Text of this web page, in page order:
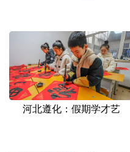
辽宁 吉林
浙江 安徽
山东 河南
河北遵化：假期学才艺